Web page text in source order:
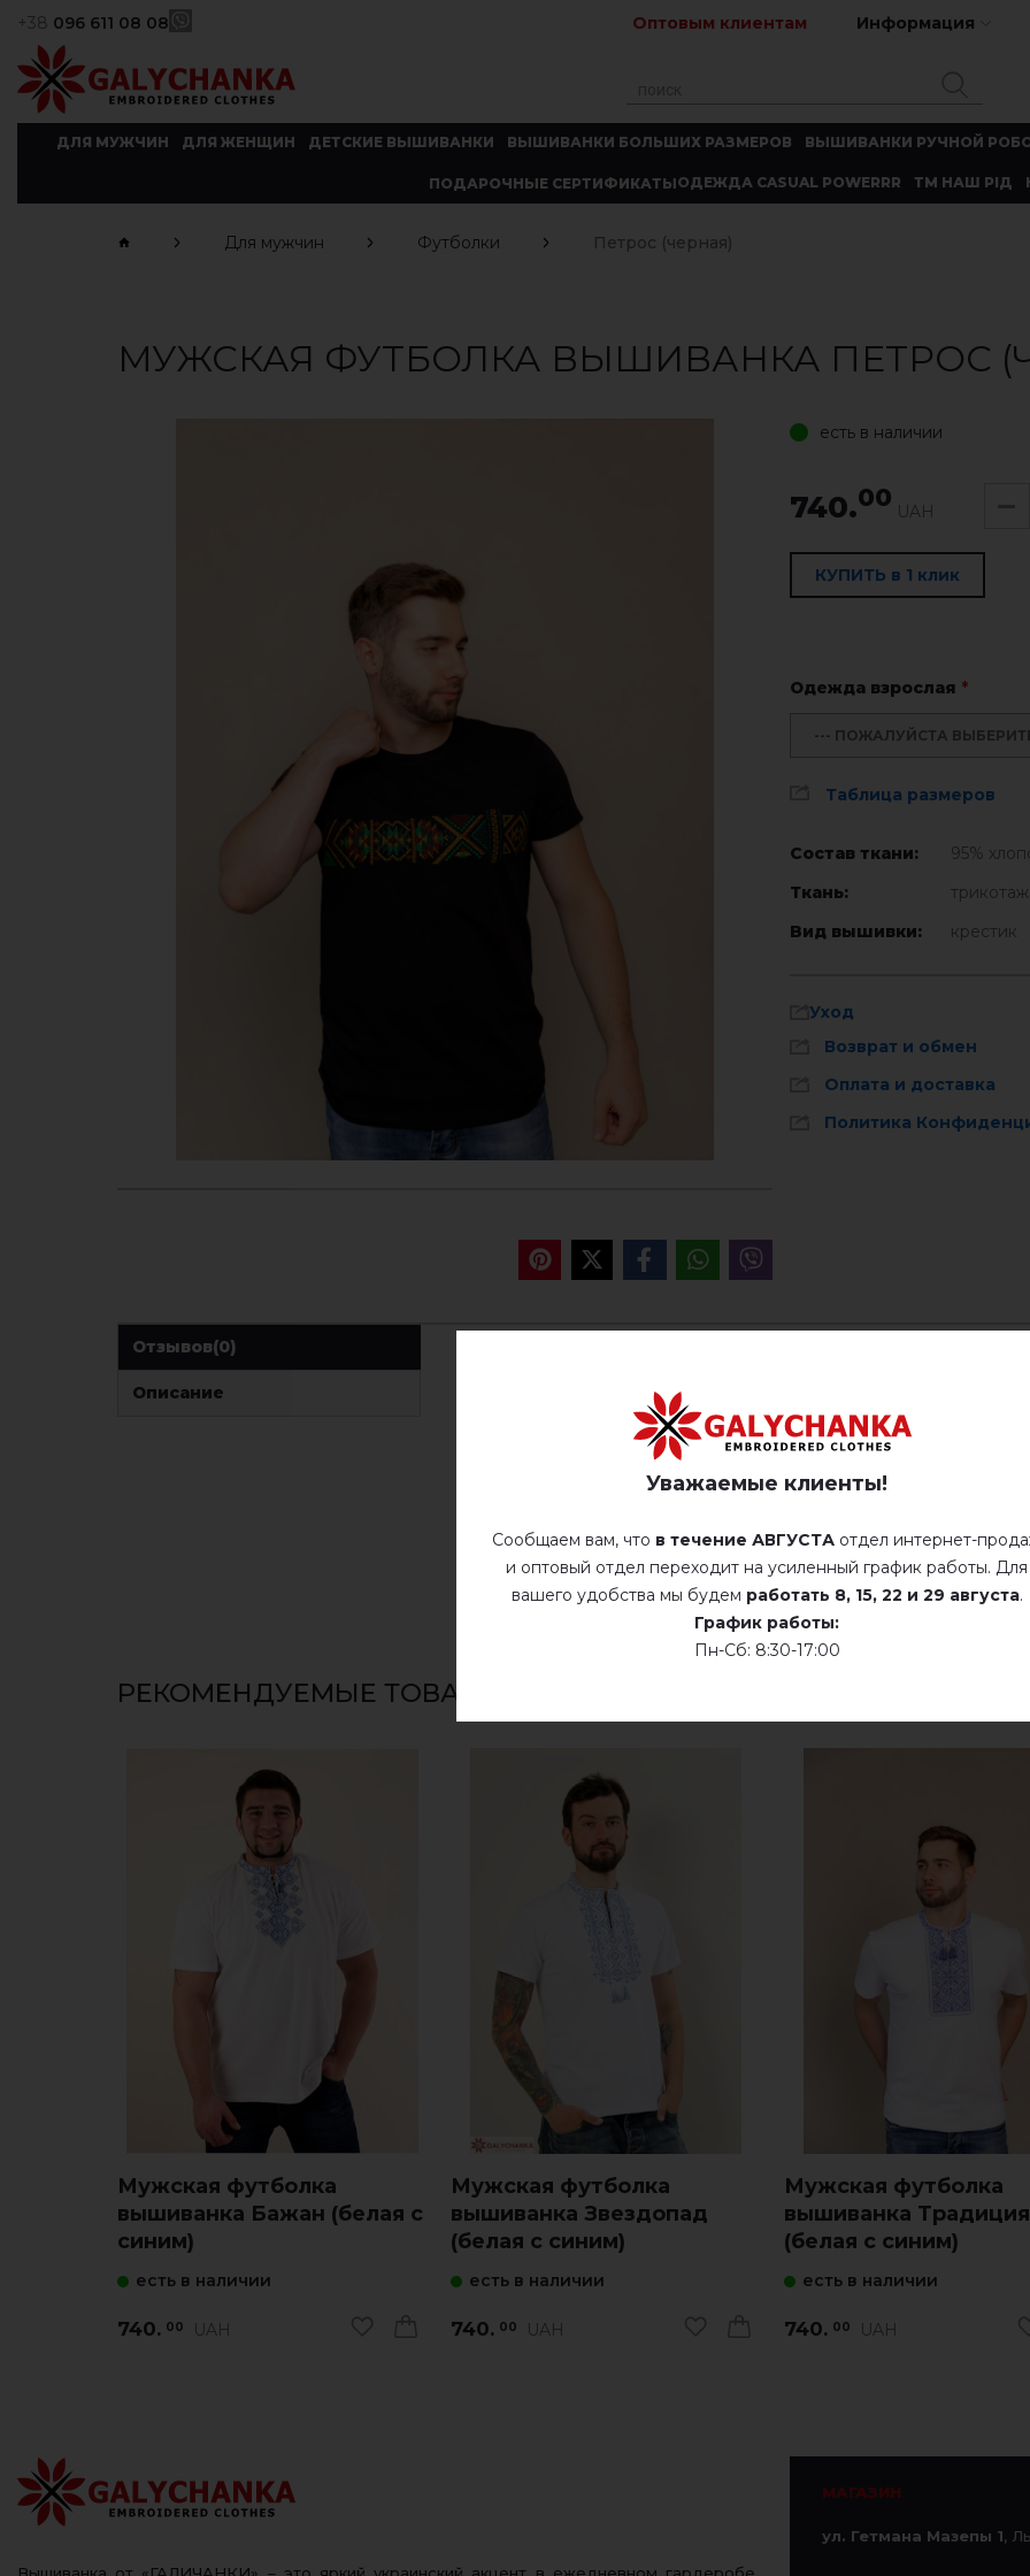
+38 096 611 08 08 Оптовым клиентам Информация
ДЛЯ МУЖЧИН ДЛЯ ЖЕНЩИН ДЕТСКИЕ ВЫШИВАНКИ ВЫШИВАНКИ БОЛЬШИХ РАЗМЕРОВ ВЫШИВАНКИ РУЧНОЙ
ПОДАРОЧНЫЕ СЕРТИФИКАТЫОДЕЖДА CASUAL POWERRR ТМ НАШ РІД
Для мужчин Футболки Петрос (черная)
МУЖСКАЯ ФУТБОЛКА ВЫШИВАНКА ПЕТРОС
есть в наличии
740.00 UAH
КУПИТЬ в 1 клик
Одежда взрослая *
--- ПОЖАЛУЙСТА
Таблица размеров
Состав ткани:
95%
Ткань:
трикотаж
Вид вышивки:
крестик
Уход
Возврат и обмен
Оплата и доставка
Политика
Отзывов(0)
Описание
ОТЗЫВЫ О ПЕТРОС
Немає відгуків про цей товар.
РЕКОМЕНДУЕМЫЕ ТОВАРЫ
Мужская футболка
вышиванка Бажан (белая с
синим)
есть в наличии
740. 00 UAH
Мужская футболка
вышиванка Звездопад
(белая с синим)
есть в наличии
740. 00 UAH
Мужская футболка
вышиванка Традиция
(белая с синим)
есть в наличии
740. 00 UAH
Ручная стирка до 40° C
гладить при температуре 110° C
Сушить у розложенном виде
Сушить розвешенной
Вышиванка от «ГАЛИЧАНКИ» – это яркий украинский акцент в ежедневном гардеробе
МАГАЗИН
ул. Гетмана Мазепы 1,
Уважаемые клиенты!
Сообщаем вам, что в течение АВГУСТА отдел интернет-
и оптовый отдел переходит на усиленный график работы. Для
вашего удобства мы будем работать 8, 15, 22 и 29 августа.
График работы:
Пн-Сб: 8:30-17:00